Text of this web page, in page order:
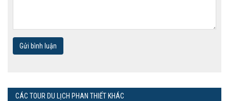
Gửi bình luận
CÁC TOUR DU LỊCH PHAN THIẾT KHÁC